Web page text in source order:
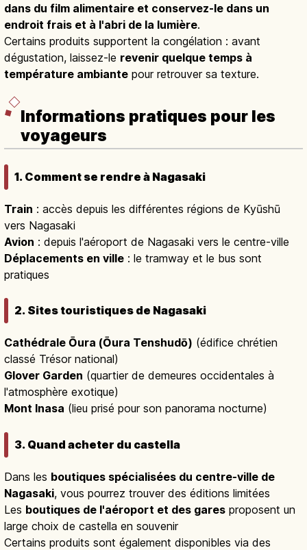
dans du film alimentaire et conservez-le dans un
endroit frais et à l'abri de la lumière.
Certains produits supportent la congélation : avant
dégustation, laissez-le revenir quelque temps à
température ambiante pour retrouver sa texture.
Informations pratiques pour les
voyageurs
1. Comment se rendre à Nagasaki
Train : accès depuis les différentes régions de Kyūshū
vers Nagasaki
Avion : depuis l'aéroport de Nagasaki vers le centre-ville
Déplacements en ville : le tramway et le bus sont
pratiques
2. Sites touristiques de Nagasaki
Cathédrale Ōura (Ōura Tenshudō) (édifice chrétien
classé Trésor national)
Glover Garden (quartier de demeures occidentales à
l'atmosphère exotique)
Mont Inasa (lieu prisé pour son panorama nocturne)
3. Quand acheter du castella
Dans les boutiques spécialisées du centre-ville de
Nagasaki, vous pourrez trouver des éditions limitées
Les boutiques de l'aéroport et des gares proposent un
large choix de castella en souvenir
Certains produits sont également disponibles via des